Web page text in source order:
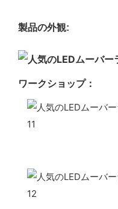
製品の外観:
ワークショップ：